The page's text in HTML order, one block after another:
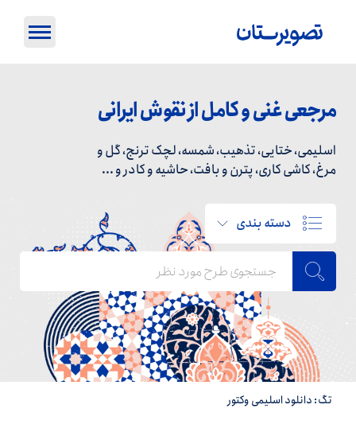
مرجعی غنی و کامل از نقوش ایرانی
اسلیمی، ختایی، تذهیب، شمسه، لچک ترنج، گل و
مرغ، کاشی کاری، پترن و بافت، حاشیه و کادر و ...
دسته بندی
تگ: دانلود اسلیمی وکتور